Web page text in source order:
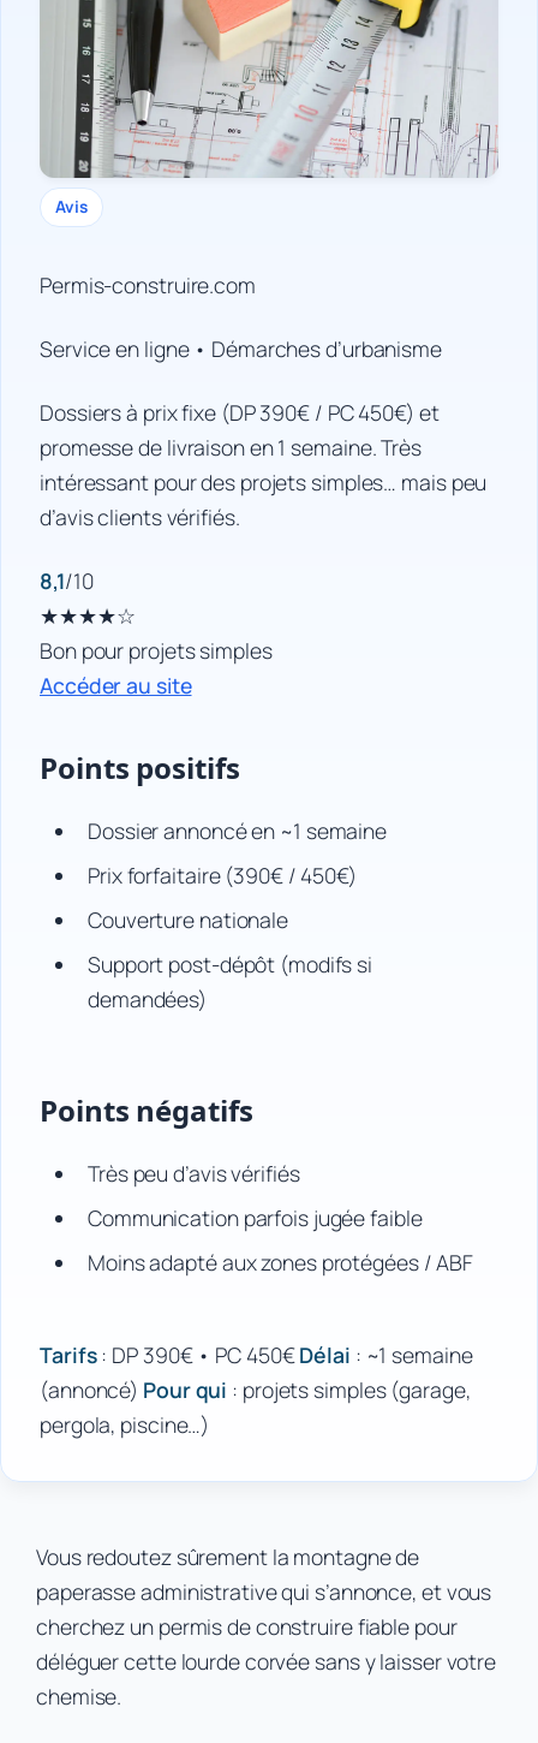
Avis
Permis-construire.com
Service en ligne • Démarches d’urbanisme
Dossiers à prix fixe (DP 390€ / PC 450€) et
promesse de livraison en 1 semaine. Très
intéressant pour des projets simples… mais peu
d’avis clients vérifiés.
8,1/10
★★★★☆
Bon pour projets simples
Accéder au site
Points positifs
Dossier annoncé en ~1 semaine
Prix forfaitaire (390€ / 450€)
Couverture nationale
Support post-dépôt (modifs si
demandées)
Points négatifs
Très peu d’avis vérifiés
Communication parfois jugée faible
Moins adapté aux zones protégées / ABF
Tarifs: DP 390€ • PC 450€Délai : ~1 semaine
(annoncé) Pour qui : projets simples (garage,
pergola, piscine…)
Vous redoutez sûrement la montagne de
paperasse administrative qui s’annonce, et vous
cherchez un permis de construire fiable pour
déléguer cette lourde corvée sans y laisser votre
chemise.